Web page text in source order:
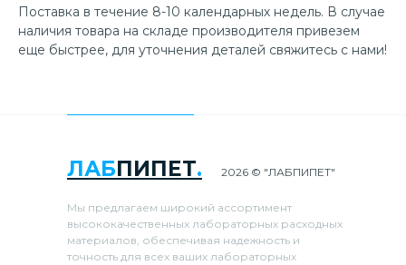
Поставка в течение 8-10 календарных недель. В случае
наличия товара на складе производителя привезем
еще быстрее, для уточнения деталей свяжитесь с нами!
ЛАБПИПЕТ.
Мы предлагаем широкий ассортимент
высококачественных лабораторных расходных
материалов, обеспечивая надежность и
точность для всех ваших лабораторных
2026 © "ЛАБПИПЕТ"